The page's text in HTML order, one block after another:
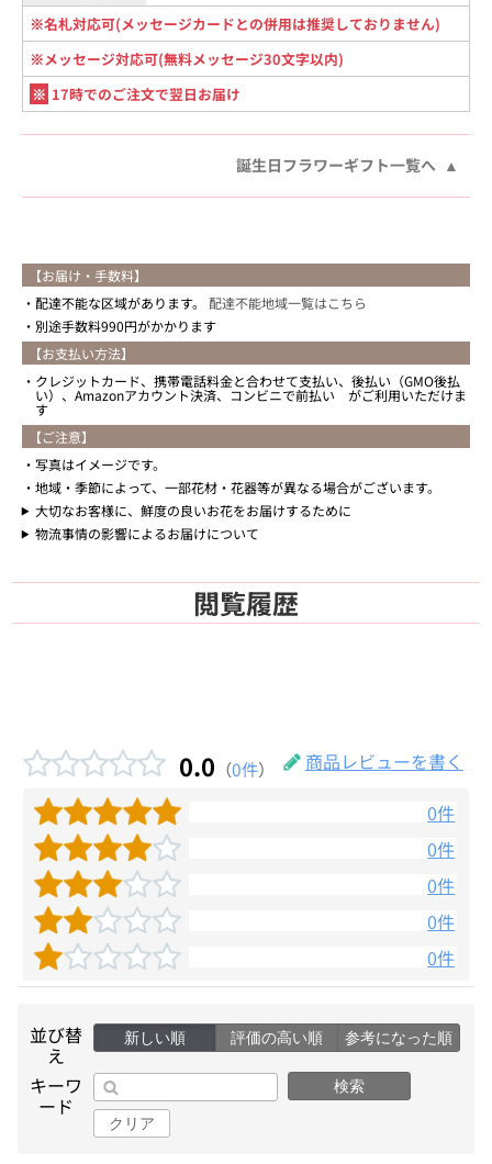
※名札対応可(メッセージカードとの併用は推奨しておりません)
※メッセージ対応可(無料メッセージ30文字以内)
※ 17時でのご注文で翌日お届け
誕生日フラワーギフト一覧へ
【お届け・手数料】
配達不能な区域があります。 配達不能地域一覧はこちら
別途手数料990円がかかります
【お支払い方法】
クレジットカード、携帯電話料金と合わせて支払い、後払い（GMO後払
い）、Amazonアカウント決済、コンビニで前払い がご利用いただけま
す
【ご注意】
写真はイメージです。
地域・季節によって、一部花材・花器等が異なる場合がございます。
大切なお客様に、鮮度の良いお花をお届けするために
物流事情の影響によるお届けについて
閲覧履歴
0.0 （0件）
商品レビューを書く
0件
0件
0件
0件
0件
並び替
え
新しい順 評価の高い順 参考になった順
キーワ
ード
検索
クリア